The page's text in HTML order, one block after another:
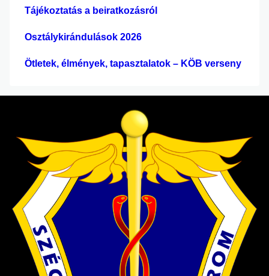
Tájékoztatás a beiratkozásról
Osztálykirándulások 2026
Ötletek, élmények, tapasztalatok – KÖB verseny